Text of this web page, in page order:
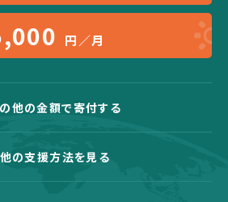
円／月
他の金額で寄付する
他の支援方法を見る